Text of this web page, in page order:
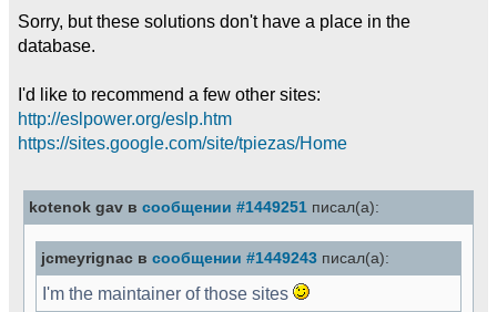
Sorry, but these solutions don't have a place in the
database.
I'd like to recommend a few other sites:
http://eslpower.org/eslp.htm
https://sites.google.com/site/tpiezas/Home
kotenok gav в сообщении #1449251 писал(а):
jcmeyrignac в сообщении #1449243 писал(а):
I'm the maintainer of those sites